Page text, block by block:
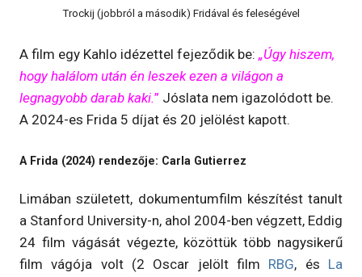
Trockij (jobbról a második) Fridával és feleségével
A film egy Kahlo idézettel fejeződik be: „Úgy hiszem,
hogy halálom után én leszek ezen a világon a
legnagyobb darab kaki.” Jóslata nem igazolódott be.
A 2024-es Frida 5 díjat és 20 jelölést kapott.
A Frida (2024) rendezője: Carla Gutierrez
Limában született, dokumentumfilm készítést tanult
a Stanford University-n, ahol 2004-ben végzett, Eddig
24 film vágását végezte, közöttük több nagysikerű
film vágója volt (2 Oscar jelölt film RBG, és La